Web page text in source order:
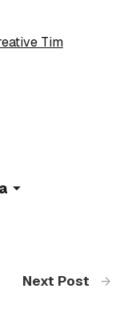
Tim
Next Post